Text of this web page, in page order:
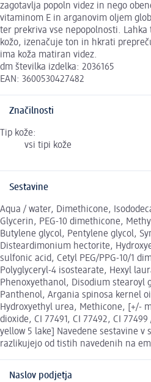
zagotavlja popoln videz in nego
vitaminom E in arganovim oljem
ter prekriva vse nepopolnosti.
kožo, izenačuje ton in hkrati
ima koža matiran videz.
dm številka izdelka: 2036165
EAN: 3600530427482
Značilnosti
Tip kože:
vsi tipi kože
Sestavine
Aqua / water, Dimethicone,
Glycerin, PEG-10 dimethicone,
Butylene glycol, Pentylene glycol,
Disteardimonium hectorite,
sulfonic acid, Cetyl PEG/PPG-10/1
Polyglyceryl-4 isostearate, Hexyl
Phenoxyethanol, Disodium stearoyl
Panthenol, Argania spinosa kernel
Hydroxyethyl urea, Methicone, [+/-
dioxide, CI 77491, CI 77492, CI
yellow 5 lake] Navedene sestavine v
razlikujejo od tistih navedenih na
Naslov podjetja